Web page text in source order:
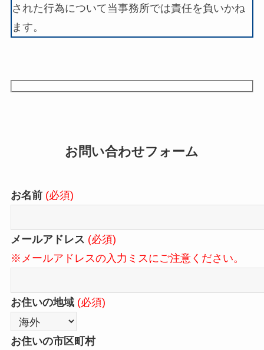
された行為について当事務所では責任を負いかね
ます。
お問い合わせフォーム
お名前 (必須)
メールアドレス (必須)
※メールアドレスの入力ミスにご注意ください。
お住いの地域 (必須)
お住いの市区町村